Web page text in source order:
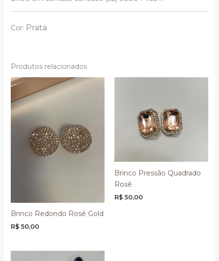
Cor: Prata
Produtos relacionados
Brinco Redondo Rosê Gold
R$ 50,00
Brinco Pressão Quadrado
Rosê
R$ 50,00